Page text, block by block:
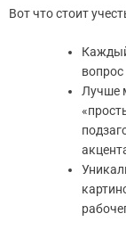
Вот что стоит
вопрос
Лучше